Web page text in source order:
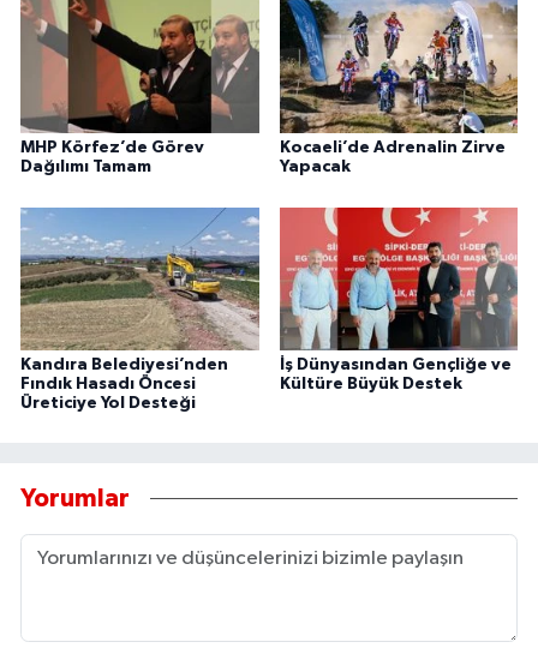
MHP Körfez’de Görev
Dağılımı Tamam
Kocaeli’de Adrenalin Zirve
Yapacak
Kandıra Belediyesi’nden
Fındık Hasadı Öncesi
Üreticiye Yol Desteği
İş Dünyasından Gençliğe ve
Kültüre Büyük Destek
Yorumlar